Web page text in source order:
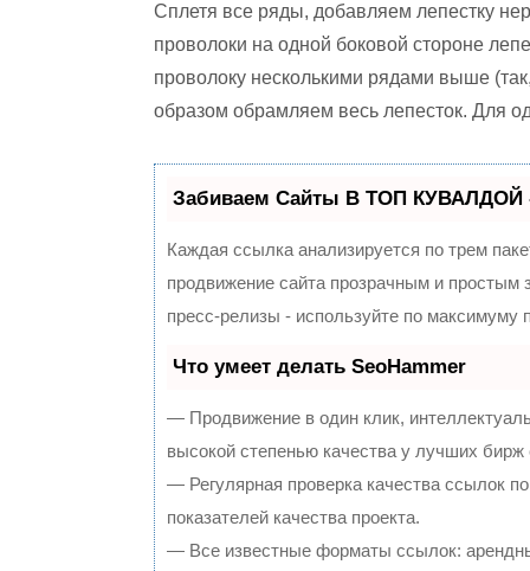
Сплетя все ряды, добавляем лепестку
проволоки на одной боковой стороне
проволоку несколькими рядами выше
образом обрамляем весь лепесток. Для
Забиваем Сайты В ТОП КУВАЛДОЙ -
Каждая ссылка анализируется по трем
продвижение сайта прозрачным и
пресс-релизы - используйте по
Что умеет делать SeoHammer
— Продвижение в один клик,
высокой степенью качества у лучших бирж
— Регулярная проверка качества ссылок
показателей качества проекта.
— Все известные форматы ссылок: